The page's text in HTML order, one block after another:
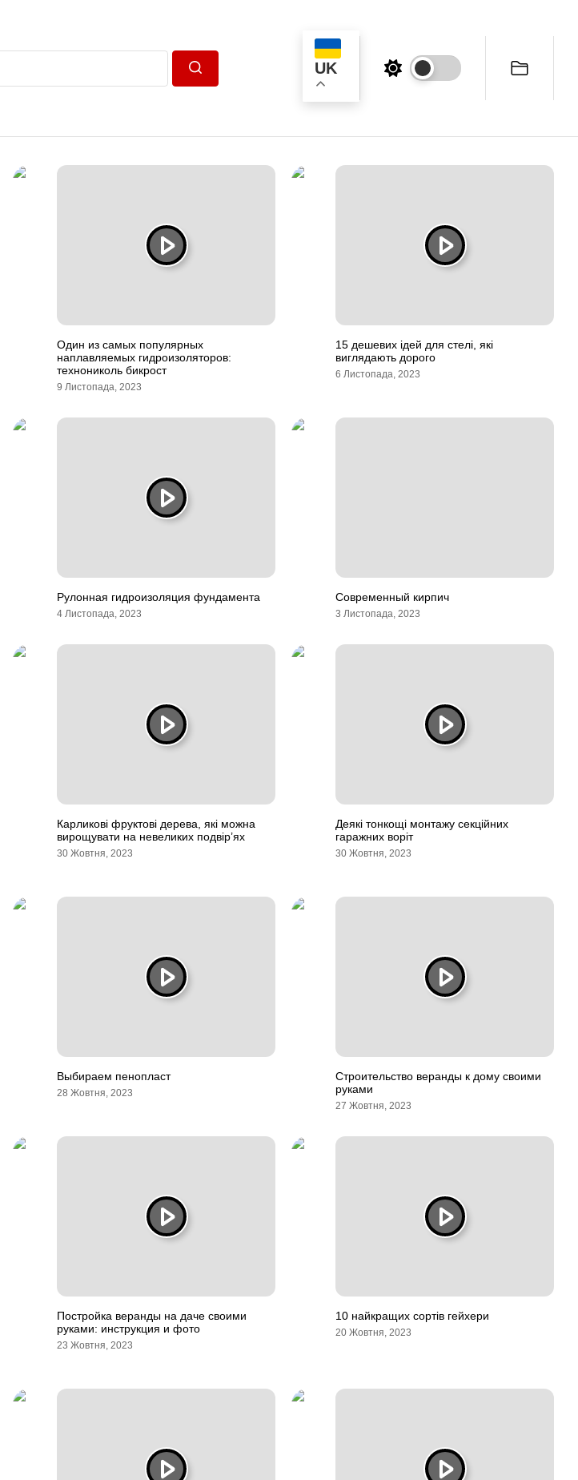
UK
Один из самых популярных
наплавляемых гидроизоляторов:
технониколь бикрост
9 Листопада, 2023
15 дешевих ідей для стелі, які
виглядають дорого
6 Листопада, 2023
Рулонная гидроизоляция фундамента
4 Листопада, 2023
Современный кирпич
3 Листопада, 2023
Карликові фруктові дерева, які можна
вирощувати на невеликих подвір’ях
30 Жовтня, 2023
Деякі тонкощі монтажу секційних
гаражних воріт
30 Жовтня, 2023
Выбираем пенопласт
28 Жовтня, 2023
Строительство веранды к дому своими
руками
27 Жовтня, 2023
Постройка веранды на даче своими
руками: инструкция и фото
23 Жовтня, 2023
10 найкращих сортів гейхери
20 Жовтня, 2023